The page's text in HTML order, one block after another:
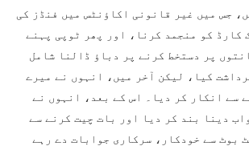
جس میں غیر قانونی اکاؤنٹس میں فنڈز کی
کارڈ کو منجمد کرنا، اور پھر ٹوپی پہنے
پر دستخط کرنے پر دباؤ ڈالنا شامل
کیا، لیکن آخر میں، انہوں نے میرے
سے انکار کر دیا۔ اس کے بعد، انہوں نے
دینا بند کر دیا اور بات چیت کرنے سے
بوٹ سے خودکار، سرکاری جوابات دے رہے